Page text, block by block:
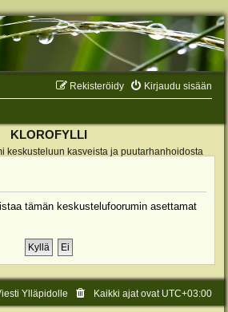
Kirjaudu sisään
Rekisteröidy
KLOROFYLLI
keskusteluun kasveista ja puutarhanhoidosta
tämän keskustelufoorumin asettamat
Kaikki ajat ovat UTC+03:00
Ylläpidolle